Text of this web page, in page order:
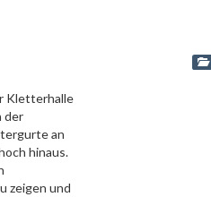
Kletterhalle
der
an
hinaus.
zeigen und